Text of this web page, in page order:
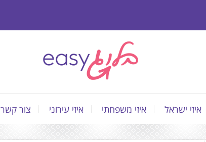
איזי ישראל איזי משפחתי איזי עירוני צור קשר